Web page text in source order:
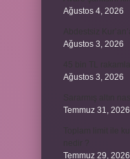
Ağustos 4, 2026
Ağustos 3, 2026
Ağustos 3, 2026
Temmuz 31, 2026
Temmuz 29, 2026